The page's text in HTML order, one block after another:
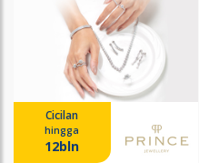
Cicilan
hingga
12bln